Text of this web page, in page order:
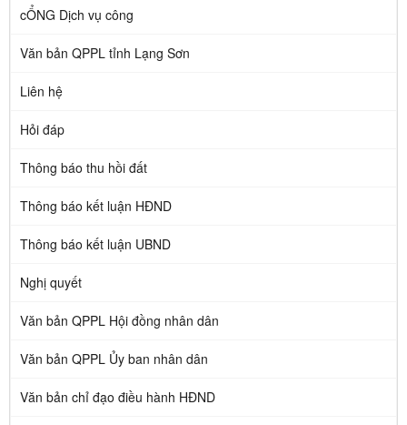
cỔNG Dịch vụ công
Văn bản QPPL tỉnh Lạng Sơn
Liên hệ
Hỏi đáp
Thông báo thu hồi đất
Thông báo kết luận HĐND
Thông báo kết luận UBND
Nghị quyết
Văn bản QPPL Hội đồng nhân dân
Văn bản QPPL Ủy ban nhân dân
Văn bản chỉ đạo điều hành HĐND